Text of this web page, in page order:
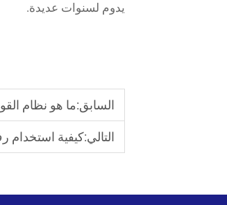
يدوم لسنوات عديدة.
السابق:ما هو نظام
التالي:كيفية استخدام